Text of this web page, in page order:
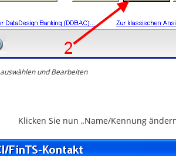
und Bearbeiten
Klicken Sie nun „Name/Kennung